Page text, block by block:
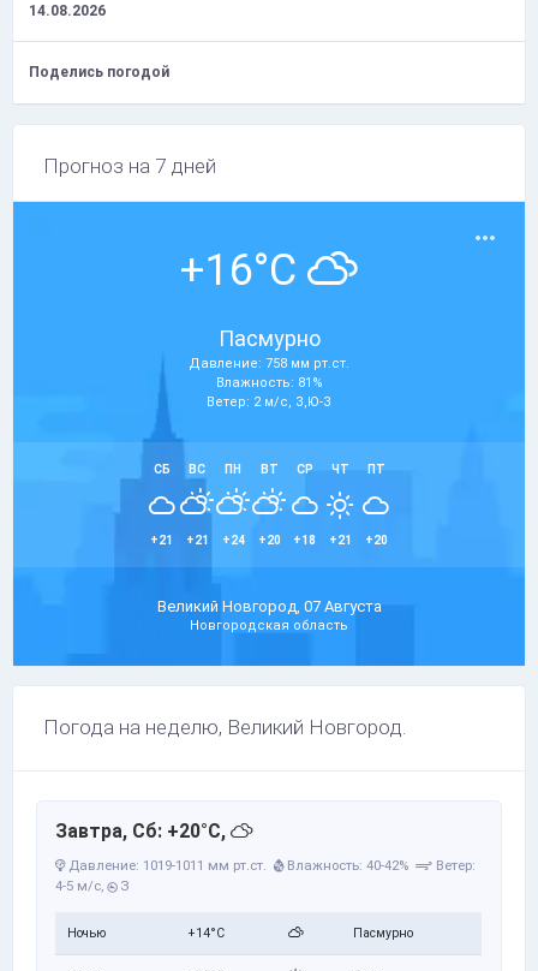
14.08.2026
Поделись погодой
Прогноз на 7 дней
+16°C
Пасмурно
Давление: 758 мм рт.ст.
Влажность: 81%
Ветер: 2 м/с, З,Ю-З
СБ
+21
ВС
+21
ПН
+24
ВТ
+20
СР
+18
ЧТ
+21
ПТ
+20
Великий Новгород, 07 Августа
Новгородская область
Погода на неделю, Великий Новгород.
Завтра, Сб: +20°C,
Давление: 1019-1011 мм рт.ст. Влажность: 40-42%
Ветер:
4-5 м/с, З
Ночью +14°C Пасмурно